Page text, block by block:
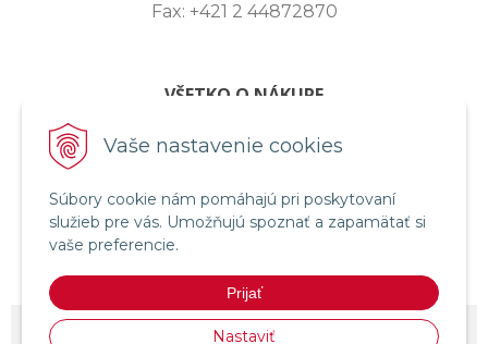
Vaše nastavenie cookies
Súbory cookie nám pomáhajú pri poskytovaní
služieb pre vás. Umožňujú spoznať a zapamätať si
vaše preferencie.
Prijať
Nastaviť
Fax: +421 2 44872870
VŠETKO O NÁKUPE
ZASLANIE OTÁZKY
OBCHODNÉ PODMIENKY
REKLAMAČNÝ PORIADOK
© 2026 KOH-I-NOOR HARDTMUTH SLOVENSKO • e-shop